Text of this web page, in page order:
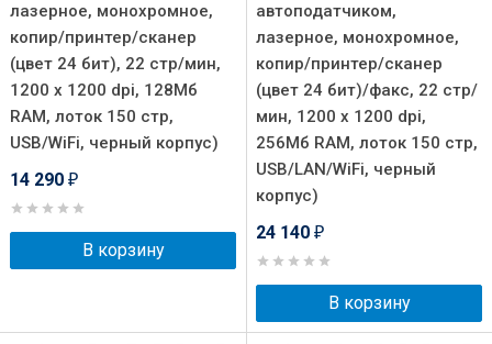
лазерное, монохромное,
копир/принтер/сканер
(цвет 24 бит), 22 стр/мин,
1200 x 1200 dpi, 128Мб
RAM, лоток 150 стр,
USB/WiFi, черный корпус)
14 290 ₽
В корзину
автоподатчиком,
лазерное, монохромное,
копир/принтер/сканер
(цвет 24 бит)/факс, 22 стр/
мин, 1200 x 1200 dpi,
256Мб RAM, лоток 150 стр,
USB/LAN/WiFi, черный
корпус)
24 140 ₽
В корзину